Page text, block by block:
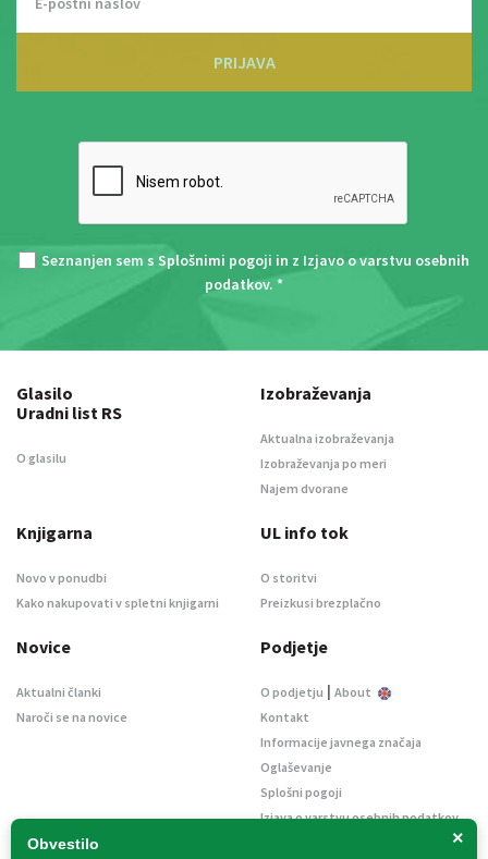
PRIJAVA
Seznanjen sem s Splošnimi pogoji in z Izjavo o varstvu osebnih
podatkov. *
×
Obvestilo
Glasilo
Uradni list RS
O glasilu
Izobraževanja
Aktualna izobraževanja
Izobraževanja po meri
Najem dvorane
Knjigarna
Novo v ponudbi
Kako nakupovati v spletni knjigarni
UL info tok
O storitvi
Preizkusi brezplačno
Novice
Aktualni članki
Naroči se na novice
Podjetje
O podjetju | About
Kontakt
Informacije javnega značaja
Oglaševanje
Splošni pogoji
Izjava o varstvu osebnih podatkov